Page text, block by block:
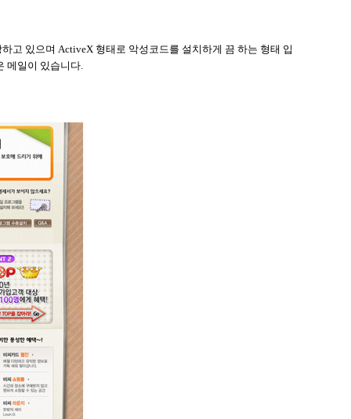
고 있으며 ActiveX 형태로 악성코드를 설치하게 끔 하는 형태 입
메일이 있습니다.